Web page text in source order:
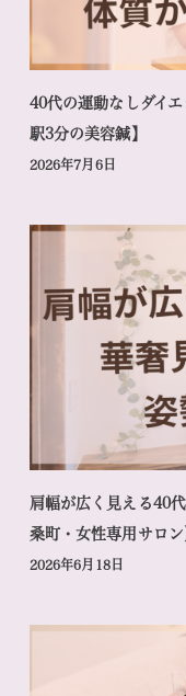
40代の運動なしダイ
駅3分の美容鍼】
2026年7月6日
肩幅が広く見える40
桑町・女性専用サロン
2026年6月18日